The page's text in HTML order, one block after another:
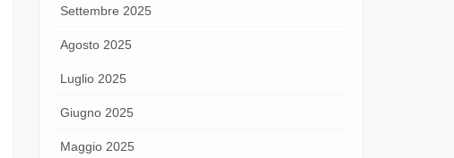
Settembre 2025
Agosto 2025
Luglio 2025
Giugno 2025
Maggio 2025